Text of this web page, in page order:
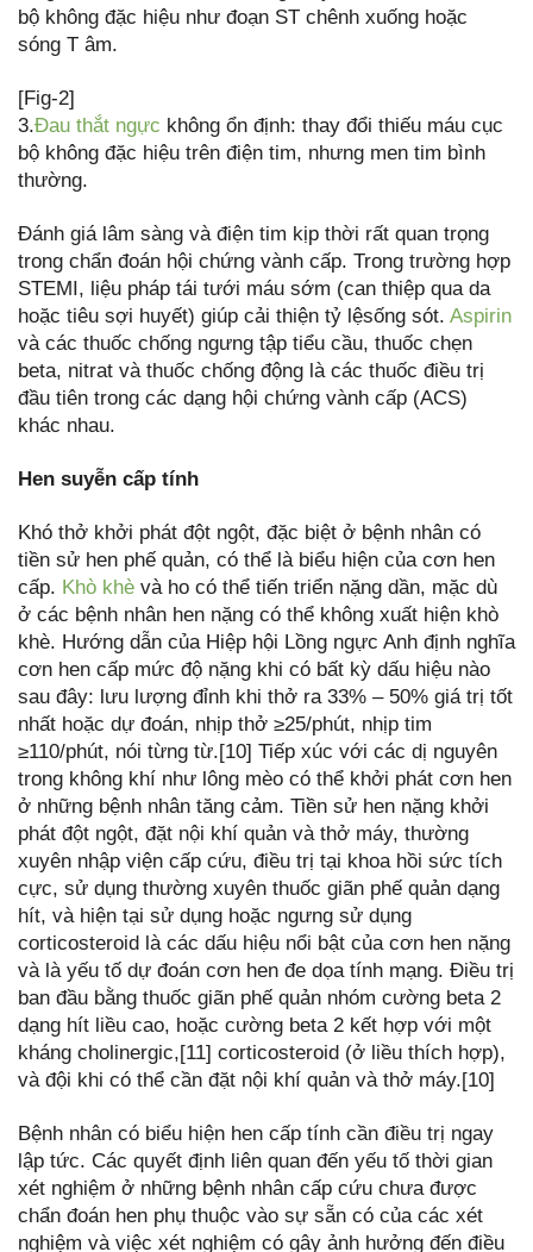
bộ không đặc hiệu như đoạn ST chênh xuống hoặc
sóng T âm.
[Fig-2]
3.Đau thắt ngực không ổn định: thay đổi thiếu máu cục
bộ không đặc hiệu trên điện tim, nhưng men tim bình
thường.
Đánh giá lâm sàng và điện tim kịp thời rất quan trọng
trong chẩn đoán hội chứng vành cấp. Trong trường hợp
STEMI, liệu pháp tái tưới máu sớm (can thiệp qua da
hoặc tiêu sợi huyết) giúp cải thiện tỷ lệsống sót. Aspirin
và các thuốc chống ngưng tập tiểu cầu, thuốc chẹn
beta, nitrat và thuốc chống động là các thuốc điều trị
đầu tiên trong các dạng hội chứng vành cấp (ACS)
khác nhau.
Hen suyễn cấp tính
Khó thở khởi phát đột ngột, đặc biệt ở bệnh nhân có
tiền sử hen phế quản, có thể là biểu hiện của cơn hen
cấp. Khò khè và ho có thể tiến triển nặng dần, mặc dù
ở các bệnh nhân hen nặng có thể không xuất hiện khò
khè. Hướng dẫn của Hiệp hội Lồng ngực Anh định nghĩa
cơn hen cấp mức độ nặng khi có bất kỳ dấu hiệu nào
sau đây: lưu lượng đỉnh khi thở ra 33% – 50% giá trị tốt
nhất hoặc dự đoán, nhịp thở ≥25/phút, nhịp tim
≥110/phút, nói từng từ.[10] Tiếp xúc với các dị nguyên
trong không khí như lông mèo có thể khởi phát cơn hen
ở những bệnh nhân tăng cảm. Tiền sử hen nặng khởi
phát đột ngột, đặt nội khí quản và thở máy, thường
xuyên nhập viện cấp cứu, điều trị tại khoa hồi sức tích
cực, sử dụng thường xuyên thuốc giãn phế quản dạng
hít, và hiện tại sử dụng hoặc ngưng sử dụng
corticosteroid là các dấu hiệu nổi bật của cơn hen nặng
và là yếu tố dự đoán cơn hen đe dọa tính mạng. Điều trị
ban đầu bằng thuốc giãn phế quản nhóm cường beta 2
dạng hít liều cao, hoặc cường beta 2 kết hợp với một
kháng cholinergic,[11] corticosteroid (ở liều thích hợp),
và đội khi có thể cần đặt nội khí quản và thở máy.[10]
Bệnh nhân có biểu hiện hen cấp tính cần điều trị ngay
lập tức. Các quyết định liên quan đến yếu tố thời gian
xét nghiệm ở những bệnh nhân cấp cứu chưa được
chẩn đoán hen phụ thuộc vào sự sẵn có của các xét
nghiệm và việc xét nghiệm có gây ảnh hưởng đến điều